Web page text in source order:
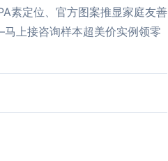
素定位、官方图案推显家庭友善
上接咨询样本超美价实例领零